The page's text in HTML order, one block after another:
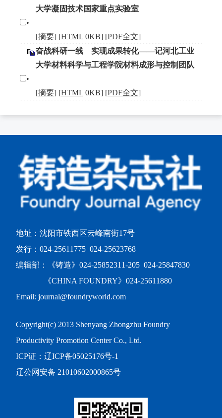
大学凝固技术国家重点实验室
•
[摘要] [HTML 0KB] [PDF全文]
奋战科研一线 实现成果转化——记河北工业
大学材料科学与工程学院材料成形与控制团队
•
[摘要] [HTML 0KB] [PDF全文]
地址：沈阳市铁西区云峰南街17号
发行：024-25611775 024-25623768
编辑部：《铸造》024-25852311-205 024-25847830
《CHINA FOUNDRY》024-25611880
Email: journal@foundryworld.com
Copyright(c) 2013 Shenyang Zhongzhu Foundry
Productivity Promotion Center Co., Ltd.
ICP证： 辽ICP备05025176号-1
辽公网安备 21010602000865号